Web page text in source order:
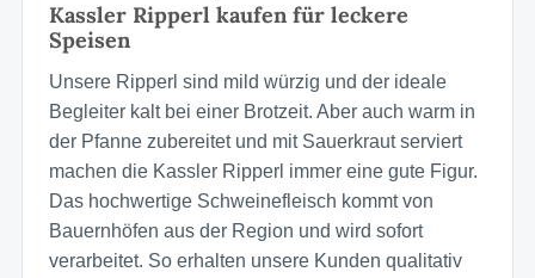
Kassler Ripperl kaufen für leckere
Speisen
Unsere Ripperl sind mild würzig und der ideale
Begleiter kalt bei einer Brotzeit. Aber auch warm in
der Pfanne zubereitet und mit Sauerkraut serviert
machen die Kassler Ripperl immer eine gute Figur.
Das hochwertige Schweinefleisch kommt von
Bauernhöfen aus der Region und wird sofort
verarbeitet. So erhalten unsere Kunden qualitativ